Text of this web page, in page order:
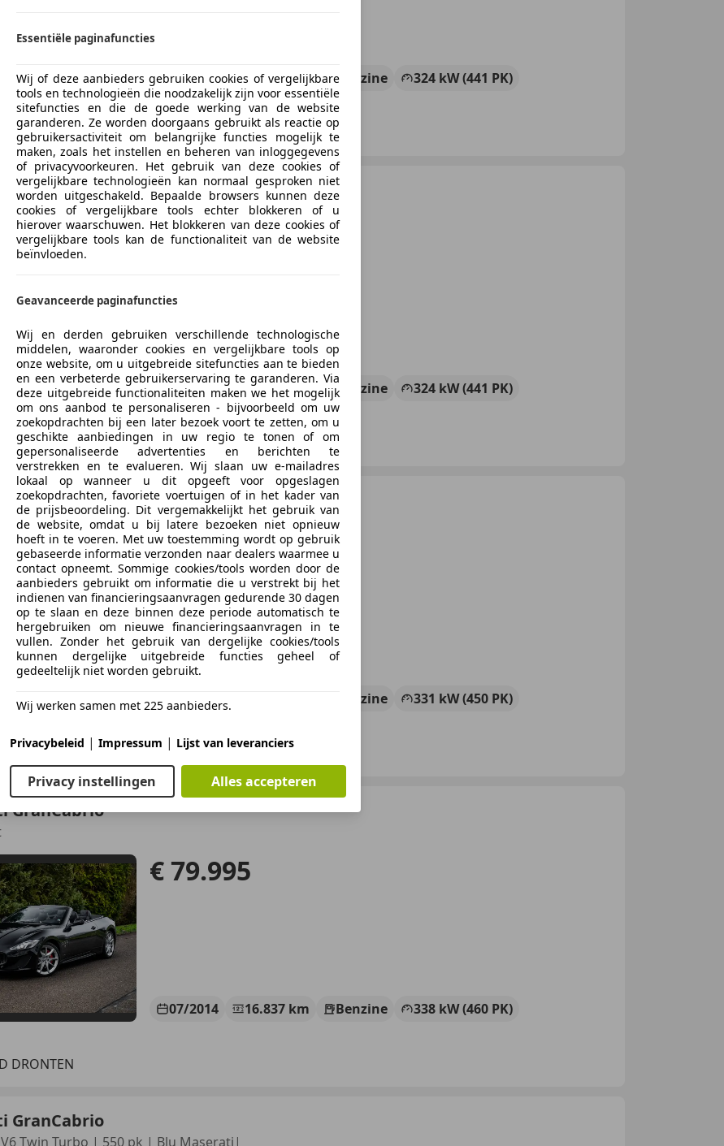
04/2010 99.986 km Benzine
324 kW (441 PK)
Villa B.V.
EW NAARDEN
GranCabrio
| CAPRISTO KLEPPENSYSTEEM
€ 74.900
03/2012 44.900 km Benzine
324 kW (441 PK)
Exclusive Exploitatie B.V.
NL ROSMALEN
GranCabrio
| PPF
€ 59.995 1
07/2012 Benzine
331 kW (450 PK)
B.V.
SNEEK
GranCabrio
€ 79.995
07/2014 16.837 km Benzine
338 kW (460 PK)
DRONTEN
GranCabrio
Twin Turbo | 550 pk | Blu Maserati|
Essentiële paginafuncties
Wij of deze aanbieders gebruiken cookies of vergelijkbare
tools en technologieën die noodzakelijk zijn voor essentiële
sitefuncties en die de goede werking van de website
garanderen. Ze worden doorgaans gebruikt als reactie op
gebruikersactiviteit om belangrijke functies mogelijk te
maken, zoals het instellen en beheren van inloggegevens
of privacyvoorkeuren. Het gebruik van deze cookies of
vergelijkbare technologieën kan normaal gesproken niet
worden uitgeschakeld. Bepaalde browsers kunnen deze
cookies of vergelijkbare tools echter blokkeren of u
hierover waarschuwen. Het blokkeren van deze cookies of
vergelijkbare tools kan de functionaliteit van de website
beïnvloeden.
Geavanceerde paginafuncties
Wij en derden gebruiken verschillende technologische
middelen, waaronder cookies en vergelijkbare tools op
onze website, om u uitgebreide sitefuncties aan te bieden
en een verbeterde gebruikerservaring te garanderen. Via
deze uitgebreide functionaliteiten maken we het mogelijk
om ons aanbod te personaliseren - bijvoorbeeld om uw
zoekopdrachten bij een later bezoek voort te zetten, om u
geschikte aanbiedingen in uw regio te tonen of om
gepersonaliseerde advertenties en berichten te
verstrekken en te evalueren. Wij slaan uw e-mailadres
lokaal op wanneer u dit opgeeft voor opgeslagen
zoekopdrachten, favoriete voertuigen of in het kader van
de prijsbeoordeling. Dit vergemakkelijkt het gebruik van
de website, omdat u bij latere bezoeken niet opnieuw
hoeft in te voeren. Met uw toestemming wordt op gebruik
gebaseerde informatie verzonden naar dealers waarmee u
contact opneemt. Sommige cookies/tools worden door de
aanbieders gebruikt om informatie die u verstrekt bij het
indienen van financieringsaanvragen gedurende 30 dagen
op te slaan en deze binnen deze periode automatisch te
hergebruiken om nieuwe financieringsaanvragen in te
vullen. Zonder het gebruik van dergelijke cookies/tools
kunnen dergelijke uitgebreide functies geheel of
gedeeltelijk niet worden gebruikt.
Wij werken samen met 225 aanbieders.
Privacybeleid | Impressum | Lijst van leveranciers
Privacy instellingen Alles accepteren